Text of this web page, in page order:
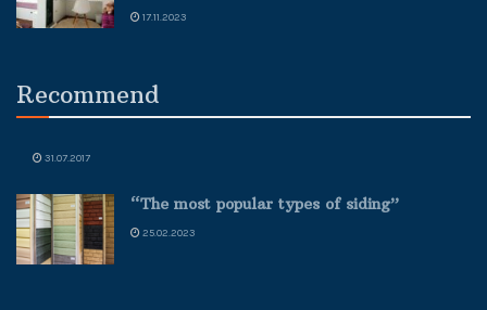
17.11.2023
Recommend
31.07.2017
“The most popular types of siding”
25.02.2023